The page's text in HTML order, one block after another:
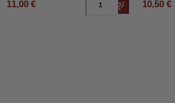
11,00 € Añadir al carrito
10,50 €